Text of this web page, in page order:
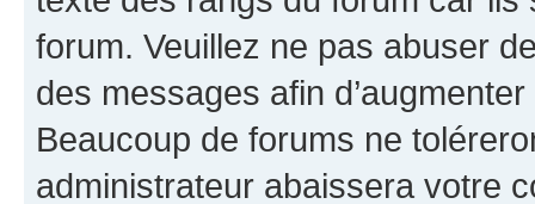
forum. Veuillez ne pas abuser
des messages afin
Beaucoup de forums ne
administrateur abaissera votre